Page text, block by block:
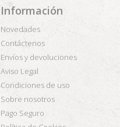
Información
Novedades
Contáctenos
Envíos y devoluciones
Aviso Legal
Condiciones de uso
Sobre nosotros
Pago Seguro